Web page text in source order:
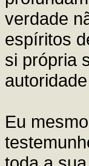
verdade
espíritos
si própria
Eu